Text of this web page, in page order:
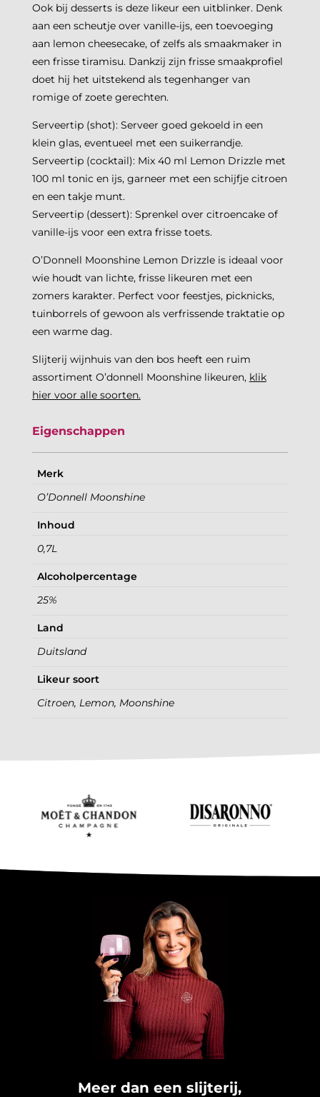
Ook bij desserts is deze likeur een uitblinker. Denk
aan een scheutje over vanille-ijs, een toevoeging
aan lemon cheesecake, of zelfs als smaakmaker in
een frisse tiramisu. Dankzij zijn frisse smaakprofiel
doet hij het uitstekend als tegenhanger van
romige of zoete gerechten.
Serveertip (shot): Serveer goed gekoeld in een
klein glas, eventueel met een suikerrandje.
Serveertip (cocktail): Mix 40 ml Lemon Drizzle met
100 ml tonic en ijs, garneer met een schijfje citroen
en een takje munt.
Serveertip (dessert): Sprenkel over citroencake of
vanille-ijs voor een extra frisse toets.
O’Donnell Moonshine Lemon Drizzle is ideaal voor
wie houdt van lichte, frisse likeuren met een
zomers karakter. Perfect voor feestjes, picknicks,
tuinborrels of gewoon als verfrissende traktatie op
een warme dag.
Slijterij wijnhuis van den bos heeft een ruim
assortiment O’donnell Moonshine likeuren, klik
hier voor alle soorten.
Eigenschappen
Merk
O’Donnell Moonshine
Inhoud
0,7L
Alcoholpercentage
25%
Land
Duitsland
Likeur soort
Citroen, Lemon, Moonshine
Meer dan een slijterij,